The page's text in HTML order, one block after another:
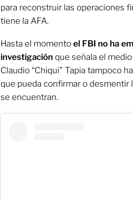
para reconstruir las operaciones
tiene la AFA.
Hasta el momento el FBI no ha
investigación que señala el
Claudio “Chiqui” Tapia tampoco
que pueda confirmar o desmentir
se encuentran.